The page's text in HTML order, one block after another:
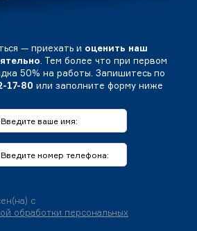
— приехать и оценить наш
. Тем более что при первом
50% на работы. Запишитесь по
17-80 или заполните форму ниже
с
обработки персональных